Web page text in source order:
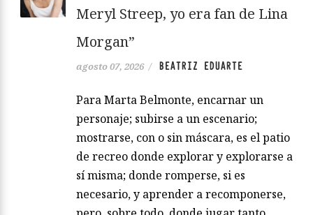
Meryl Streep, yo era fan de Lina
Morgan”
agosto 07, 2026 / BEATRIZ EDUARTE
Para Marta Belmonte, encarnar un
personaje; subirse a un escenario;
mostrarse, con o sin máscara, es el patio
de recreo donde explorar y explorarse a
sí misma; donde romperse, si es
necesario, y aprender a recomponerse,